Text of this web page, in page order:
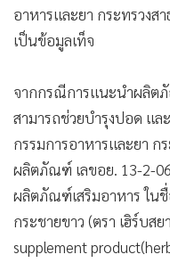
• Management & HR
• MGR Live
• การเมือง
• ท่องเที่ยว
• กีฬา
• ต่างประเทศ
• Special Scoop
• เศรษฐกิจ-ธุรกิจ
• จีน
อาหารและยา กระทรวง
เป็นข้อมูลเท็จ
จากกรณีการแนะนำผลิต
สามารถช่วยบำรุงปอด แล
กรรมการอาหารและยา ก
ผลิตภัณฑ์ เลขอย. 13-2-
ผลิตภัณฑ์เสริมอาหาร ใน
กระชายขาว (ตรา เฮิร์บส
supplement